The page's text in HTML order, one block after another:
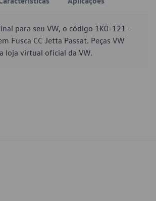
para seu VW, o código 1K0-121-
Fusca CC Jetta Passat. Peças VW
loja virtual oficial da VW.